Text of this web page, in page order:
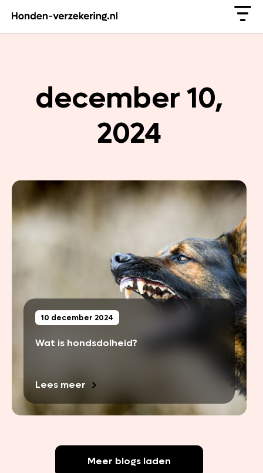
december 10,
2024
10 december 2024
Wat is hondsdolheid?
Lees meer
Meer blogs laden